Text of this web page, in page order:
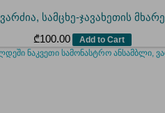
ვარძია, სამცხე-ჯავახეთის მხარე
₾100.00 Add to Cart